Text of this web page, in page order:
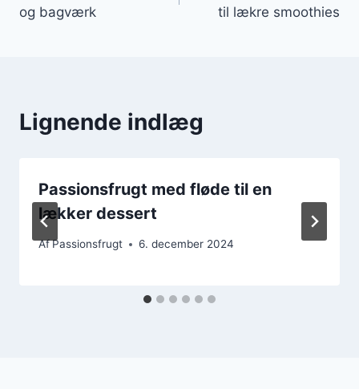
og bagværk
til lækre smoothies
Lignende indlæg
Passionsfrugt med fløde til en
lækker dessert
AfPassionsfrugt 6. december 2024